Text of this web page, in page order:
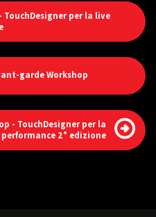
per la live
garde Workshop
- TouchDesigner per la
2° edizione